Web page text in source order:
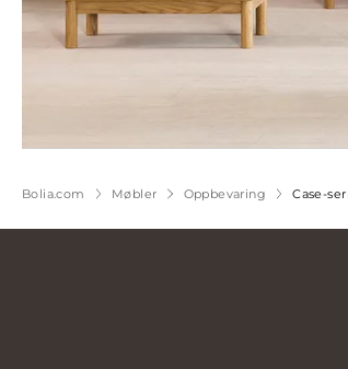
Bolia.com Møbler Oppbevaring Case-